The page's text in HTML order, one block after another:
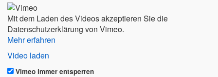
Mit dem Laden des Videos akzeptieren Sie die
Datenschutzerklärung von Vimeo.
Mehr erfahren
Video laden
Vimeo immer entsperren